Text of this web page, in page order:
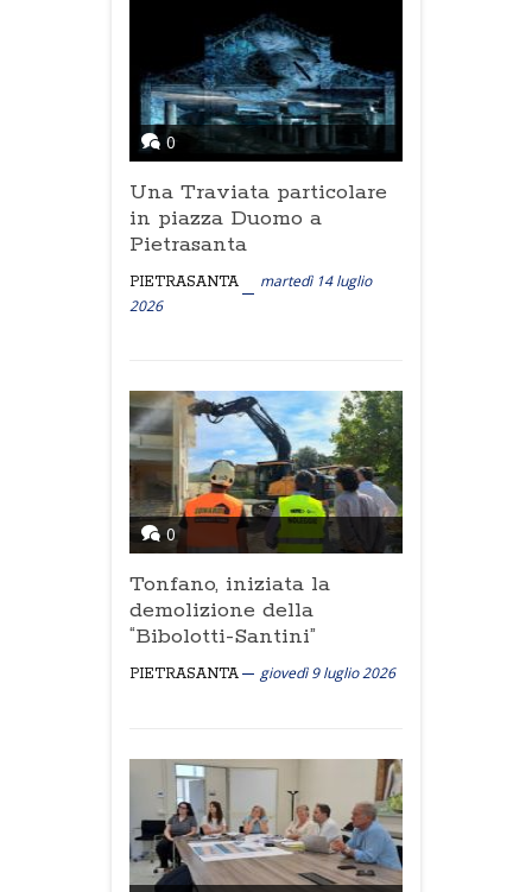
0
Una Traviata particolare
in piazza Duomo a
Pietrasanta
PIETRASANTA
martedì 14 luglio
2026
0
Tonfano, iniziata la
demolizione della
“Bibolotti-Santini”
PIETRASANTA giovedì 9 luglio 2026